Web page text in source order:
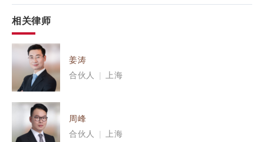
相关律师
姜涛
合伙人
| 上海
周峰
合伙人
| 上海